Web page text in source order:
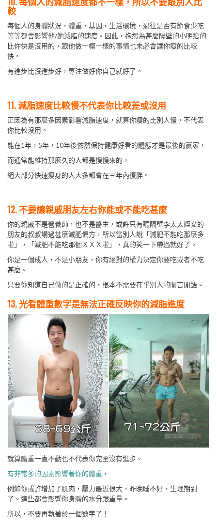
較
每個人的身體狀況，體重，基因，生活環境，過往是否有節食少吃
等等都會影響他/她減脂的速度。因此，抱怨為甚麼隔壁的小明瘦的
比你快是沒用的，跟他做一模一樣的事情也未必會讓你瘦的比較
快。
有進步比沒進步好，專注做好你自己就好了。
11. 減脂速度比較慢不代表你比較差或沒用
正因為有那麼多因素影響減脂速度，就算你瘦的比別人慢，不代表
你比較沒用。
能在1年，5年，10年後依然保持健康好看的體態才是最後的贏家，
而通常能維持那麼久的人都是慢慢來的，
絕大部分快速瘦身的人大多都會在三年內復胖。
12. 不要讓親戚朋友左右你能或不能吃甚麼
你的親戚不是營養師，也不是醫生，或許只有聽隔壁李太太姪女的
朋友的叔叔講過甚麼減肥偏方，所以當別人說「減肥不能吃那麼多
啦」，「減肥不能吃那個ＸＸＸ啦」，真的笑一下帶過就好了。
你是一個成人，不是小朋友，你有絕對的權力決定你要吃或者不吃
甚麼。
只要你知道自己做的是正確的，根本不需要在乎別人的閒言閒語。
13. 光看體重數字是無法正確反映你的減脂進度
就算體重一直不動也不代表你完全沒有進步。
有非常多的因素影響著你的體重 ，
例如你或許增加了肌肉，壓力最近很大，昨晚睡不好，生理期到
了。這些都會影響你身體的水分跟重量。
所以，不要再執著於一個數字了！